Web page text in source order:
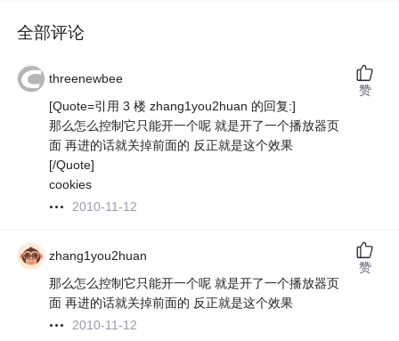
全部评论
threenewbee
[Quote=引用 3 楼 zhang1you2huan 的回复:]
那么怎么控制它只能开一个呢 就是开了一个播放器页
面 再进的话就关掉前面的 反正就是这个效果
[/Quote]
cookies
2010-11-12
赞
zhang1you2huan
那么怎么控制它只能开一个呢 就是开了一个播放器页
面 再进的话就关掉前面的 反正就是这个效果
2010-11-12
赞